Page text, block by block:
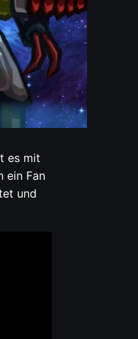
es mit
ein Fan
und